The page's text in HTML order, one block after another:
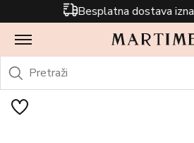
Besplatna dostava